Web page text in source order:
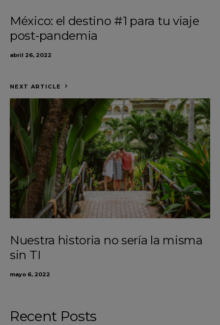
México: el destino #1 para tu viaje
post-pandemia
abril 26, 2022
NEXT ARTICLE
Nuestra historia no sería la misma
sin TI
mayo 6, 2022
Recent Posts